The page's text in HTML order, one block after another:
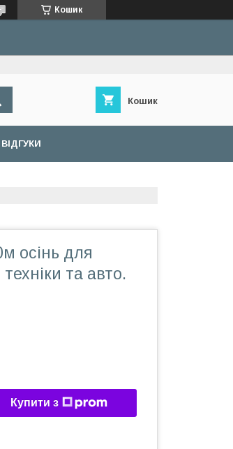
Кошик
Кошик
ВІДГУКИ
осінь для
та авто.
Купити з